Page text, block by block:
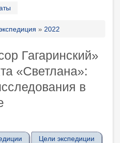
2022
Гагаринский»
«Светлана»:
в
Цели экспедиции